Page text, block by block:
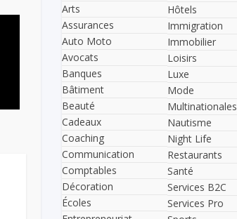
Arts
Assurances
Auto Moto
Avocats
Banques
Bâtiment
Beauté
Cadeaux
Coaching
Communication
Comptables
Décoration
Écoles
Hôtels
Immigration
Immobilier
Loisirs
Luxe
Mode
Multinationales
Nautisme
Night Life
Restaurants
Santé
Services B2C
Services Pro